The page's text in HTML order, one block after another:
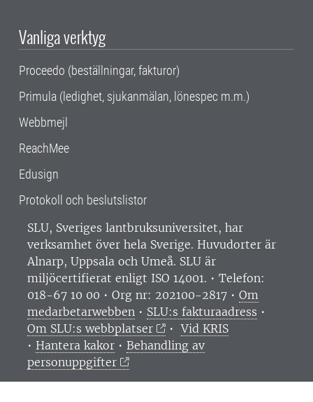
Vanliga verktyg
Proceedo (beställningar, fakturor)
Primula (ledighet, sjukanmälan, lönespec m.m.)
Webbmejl
ReachMee
Edusign
Protokoll och beslutslistor
SLU, Sveriges lantbruksuniversitet, har
verksamhet över hela Sverige. Huvudorter är
Alnarp, Uppsala och Umeå. SLU är
miljöcertifierat enligt ISO 14001. • Telefon:
018-67 10 00 • Org nr: 202100-2817 • Om
medarbetarwebben • SLU:s fakturaadress •
Om SLU:s webbplatser
•Vid KRIS
• Hantera kakor • Behandling av
personuppgifter